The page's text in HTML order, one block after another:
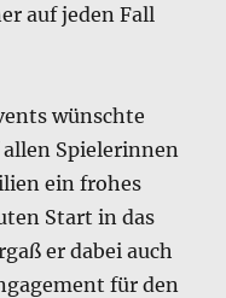
auf jeden Fall
wünschte
Spielerinnen
ein frohes
Start in das
er dabei auch
für den